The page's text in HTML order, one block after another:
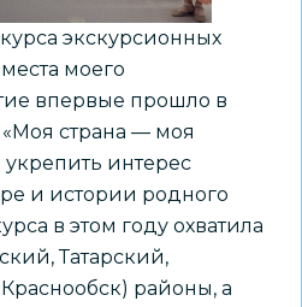
экскурсионных
моего
впервые прошло в
страна — моя
интерес
и истории родного
в этом году охватила
Татарский,
районы, а